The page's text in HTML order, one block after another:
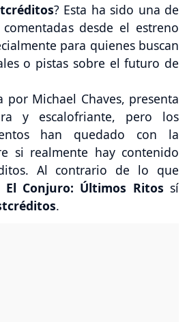
? Esta ha sido una de
desde el estreno
para quienes buscan
o pistas sobre el futuro de
Michael Chaves, presenta
y escalofriante, pero los
han quedado con la
si realmente hay contenido
Al contrario de lo que
El Conjuro: Últimos Ritos sí
.